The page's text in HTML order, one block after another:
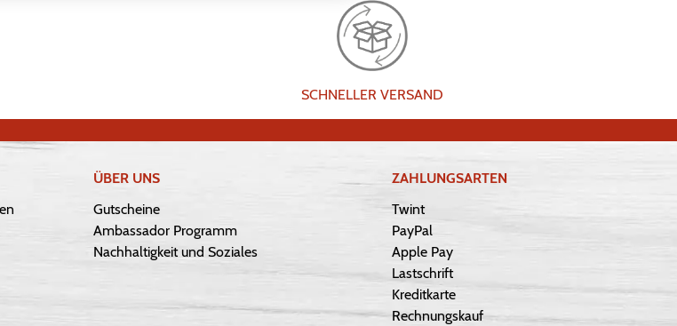
SCHNELLER VERSAND
ÜBER UNS
Gutscheine
Ambassador Programm
Nachhaltigkeit und Soziales
ZAHLUNGSARTEN
Twint
PayPal
Apple Pay
Lastschrift
Kreditkarte
Rechnungskauf